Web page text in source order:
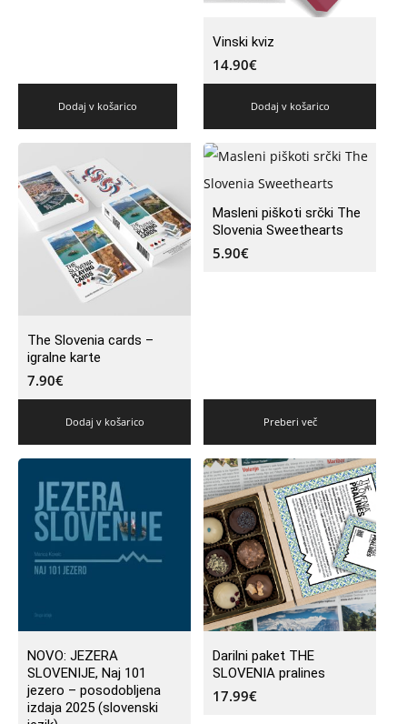
Dodaj v košarico
Vinski kviz
14.90€
Dodaj v košarico
The Slovenia cards –
igralne karte
7.90€
Dodaj v košarico
Masleni piškoti srčki The
Slovenia Sweethearts
5.90€
Preberi več
NOVO: JEZERA
SLOVENIJE, Naj 101
jezero – posodobljena
izdaja 2025 (slovenski
Darilni paket THE
SLOVENIA pralines
17.99€